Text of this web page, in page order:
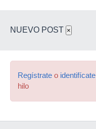
NUEVO POST ×
Regístrate o identifícate
hilo